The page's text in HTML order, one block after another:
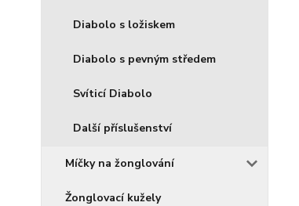
Diabolo s ložiskem
Diabolo s pevným středem
Svíticí Diabolo
Další příslušenství
Míčky na žonglování
Žonglovací kužely